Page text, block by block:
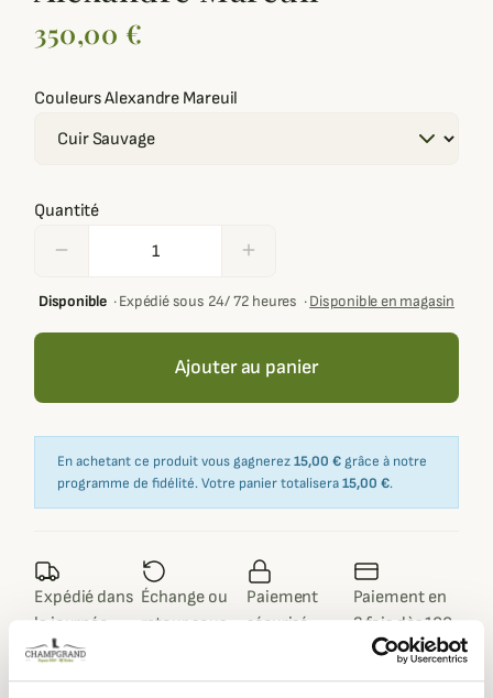
350,00 €
Couleurs Alexandre Mareuil
Quantité
remove add
Disponible·Expédié sous 24/ 72 heures ·Disponible en magasin
Ajouter au panier
En achetant ce produit vous gagnerez15,00 € grâce à notre
programme de fidélité. Votre panier totalisera15,00 €.
Expédié dans
la journée
Échange ou
retour sous
Paiement
sécurisé
Paiement en
3 fois dès 100
euros